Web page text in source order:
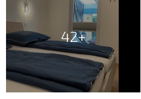
42+